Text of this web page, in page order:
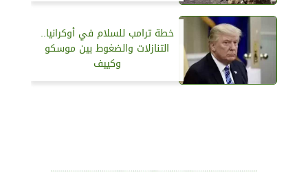
خطة ترامب للسلام في أوكرانيا..
التنازلات والضغوط بين موسكو
وكييف